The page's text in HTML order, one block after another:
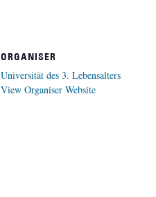
ORGANISER
Universität des 3. Lebensalters
View Organiser Website